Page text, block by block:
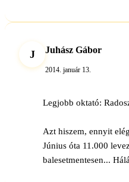
J Juhász Gábor
2014. január 13.
Legjobb oktató:
Azt hiszem, ennyit
Június óta 11.000
balesetmentesen...